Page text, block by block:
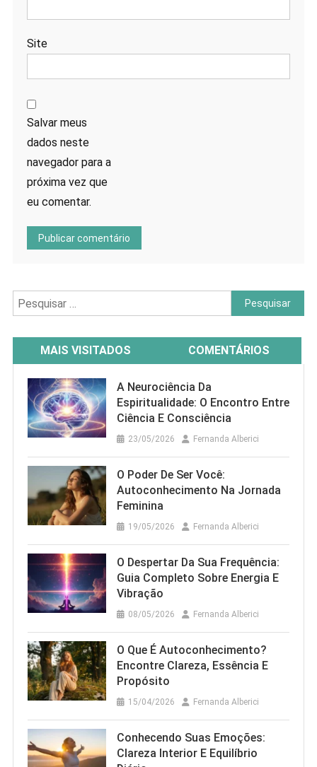
Site
Salvar meus
dados neste
navegador para a
próxima vez que
eu comentar.
Pesquisar
por:
MAIS VISITADOS COMENTÁRIOS
A Neurociência Da
Espiritualidade: O Encontro Entre
Ciência E Consciência
23/05/2026 Fernanda Alberici
O Poder De Ser Você:
Autoconhecimento Na Jornada
Feminina
19/05/2026 Fernanda Alberici
O Despertar Da Sua Frequência:
Guia Completo Sobre Energia E
Vibração
08/05/2026 Fernanda Alberici
O Que É Autoconhecimento?
Encontre Clareza, Essência E
Propósito
15/04/2026 Fernanda Alberici
Conhecendo Suas Emoções:
Clareza Interior E Equilíbrio